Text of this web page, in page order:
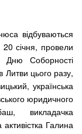
відбуваються
20 січня, провели
Дню Соборності
Литви цього разу,
українська
юридичного
викладачка
Галина